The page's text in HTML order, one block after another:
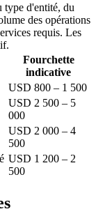
type d'entité, du
des opérations
requis. Les
Fourchette
indicative
USD 800 – 1 500
USD 2 500 – 5
000
USD 2 000 – 4
500
USD 1 200 – 2
500